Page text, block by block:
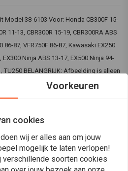
Model 38-6103 Voor: Honda CB300F 15-
11-13, CBR300R 15-19, CBR300RA ABS
86-87, VFR750F 86-87, Kawasaki EX250
Ninja ABS 13-17, EX500 Ninja 94-
TU250 BELANGRIJK: Afbeelding is alleen
controleren, kunt u de website van all
past bij uw motorfiets.
(1 beoordelingen)
Voorkeuren
cookies
wij er alles aan om jouw
mogelijk te laten verlopen!
verschillende soorten cookies